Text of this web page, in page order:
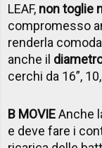
LEAF, non toglie
compromesso
renderla
anche il
cerchi da 16”,
B MOVIEAnche
e deve fare i